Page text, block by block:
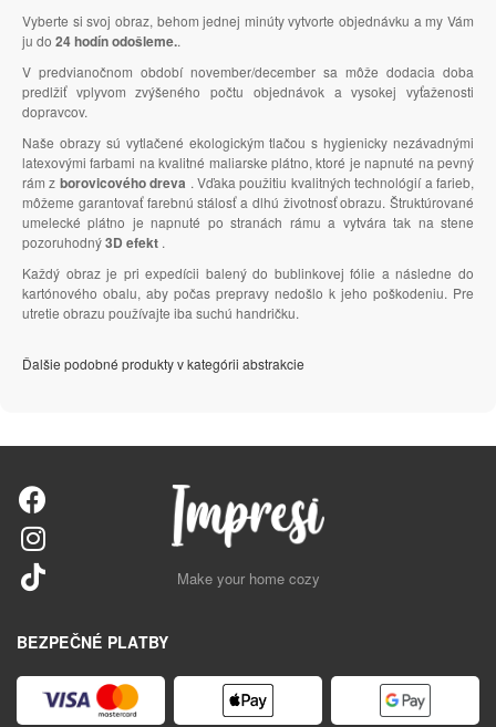
Vyberte si svoj obraz, behom jednej minúty vytvorte objednávku a my Vám
ju do 24 hodín odošleme..
V predvianočnom období november/december sa môže dodacia doba
predlžiť vplyvom zvýšeného počtu objednávok a vysokej vyťaženosti
dopravcov.
Naše obrazy sú vytlačené ekologickým tlačou s hygienicky nezávadnými
latexovými farbami na kvalitné maliarske plátno, ktoré je napnuté na pevný
rám z borovicového dreva . Vďaka použitiu kvalitných technológií a farieb,
môžeme garantovať farebnú stálosť a dlhú životnosť obrazu. Štruktúrované
umelecké plátno je napnuté po stranách rámu a vytvára tak na stene
pozoruhodný3D efekt .
Každý obraz je pri expedícii balený do bublinkovej fólie a následne do
kartónového obalu, aby počas prepravy nedošlo k jeho poškodeniu. Pre
utretie obrazu používajte iba suchú handričku.
Ďalšie podobné produkty v kategórii abstrakcie
Make your home cozy
BEZPEČNÉ PLATBY